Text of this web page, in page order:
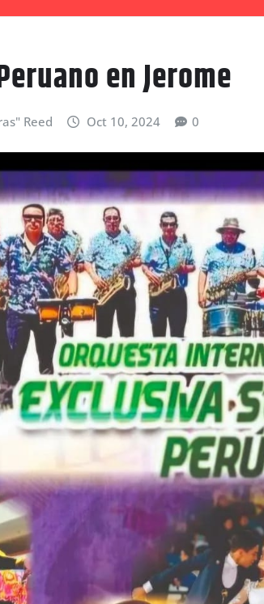
en Jerome
Reed Oct 10, 2024 0